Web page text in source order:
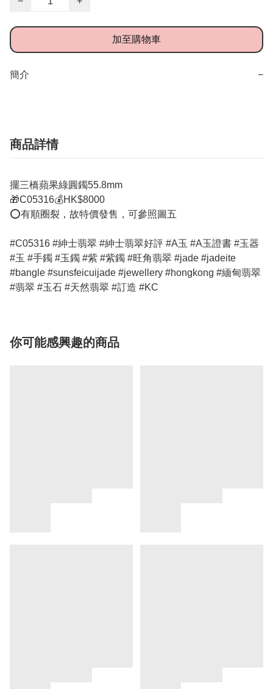
加至購物車
簡介 −
商品詳情
擺三橋蘋果綠圓鐲55.8mm
🎁C05316💰HK$8000
⭕️有順圈裂，故特價發售，可參照圖五
#C05316 #紳士翡翠 #紳士翡翠好評 #A玉 #A玉證書 #玉器
#玉 #手鐲 #玉鐲 #紫 #紫鐲 #旺角翡翠 #jade #jadeite
#bangle #sunsfeicuijade #jewellery #hongkong #緬甸翡翠
#翡翠 #玉石 #天然翡翠 #訂造 #KC
你可能感興趣的商品